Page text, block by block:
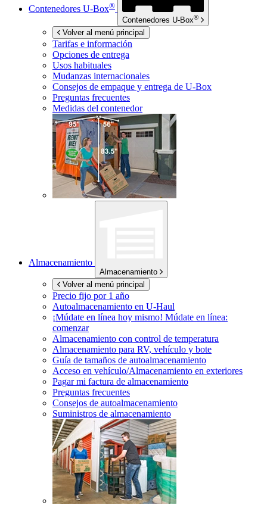
Contenedores U-Box®
Contenedores U-Box®
Volver al menú principal
Tarifas e información
Opciones de entrega
Usos habituales
Mudanzas internacionales
Consejos de empaque y entrega de U-Box
Preguntas frecuentes
Medidas del contenedor
Almacenamiento
Almacenamiento
Volver al menú principal
Precio fijo por 1 año
Autoalmacenamiento en U-Haul
¡Múdate en línea hoy mismo! Múdate en línea:
comenzar
Almacenamiento con control de temperatura
Almacenamiento para RV, vehículo y bote
Guía de tamaños de autoalmacenamiento
Acceso en vehículo/Almacenamiento en exteriores
Pagar mi factura de almacenamiento
Preguntas frecuentes
Consejos de autoalmacenamiento
Suministros de almacenamiento